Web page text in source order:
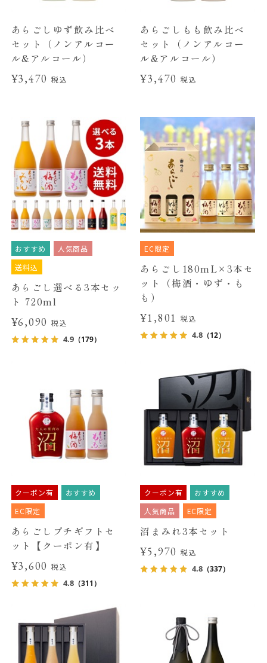
あらごしゆず飲み比べ
セット（ノンアルコー
ル&アルコール）
¥3,470税込
あらごしもも飲み比べ
セット（ノンアルコー
ル&アルコール）
¥3,470 税込
おすすめ
人気商品
送料込
あらごし選べる3本セッ
ト 720ml
¥6,090税込
4.9（179）
EC限定
あらごし180mL×3本セ
ット（梅酒・ゆず・も
も）
¥1,801 税込
4.8 （12）
クーポン有
おすすめ
EC限定
あらごしプチギフトセ
ット【クーポン有】
¥3,600税込
4.8（311）
クーポン有
おすすめ
人気商品
EC限定
沼まみれ3本セット
¥5,970 税込
4.8 （337）